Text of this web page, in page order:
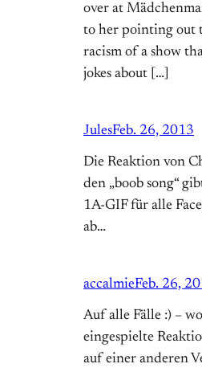
over at
to her pointing out
racism of a show
jokes about […]
JulesFeb. 26, 2013
Die Reaktion von
den „boob song“
1A-GIF für alle
ab…
accalmieFeb. 26,
Auf alle Fälle :) –
eingespielte
auf einer anderen